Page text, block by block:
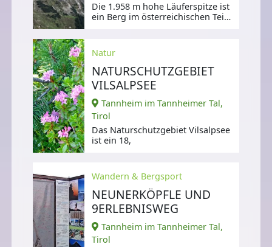
Die 1.958 m hohe Läuferspitze ist
ein Berg im österreichischen Teil
Natur
NATURSCHUTZGEBIET
VILSALPSEE
Tannheim im Tannheimer Tal,
Tirol
Das Naturschutzgebiet Vilsalpsee
ist ein 18,
Wandern & Bergsport
NEUNERKÖPFLE UND
9ERLEBNISWEG
Tannheim im Tannheimer Tal,
Tirol